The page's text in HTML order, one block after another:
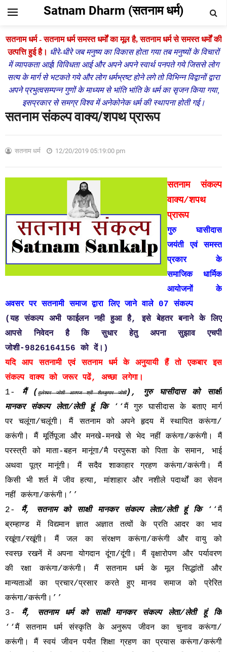
Satnam Dharm (सतनाम धर्म)
सतनाम धर्म - सतनाम धर्म समस्त धर्मों का मूल है, सतनाम धर्म से समस्त धर्मों की
उत्पत्ति हुई है। धीरे-धीरे जब मनुष्य का विकास होता गया तब मनुष्यों के विचारों
में व्यापकता आईl विविधता आई और अपने अपने स्वार्थ पनपते गये जिससे लोग
सत्य के मार्ग से भटकते गये और लोग धर्मभ्रष्ट होने लगे तो विभिन्न विद्वानों द्वारा
अपने प्रभुत्वसम्पन्न गुणों के माध्यम से भांति भांति के धर्म का सृजन किया गया,
इसप्रकार से समग्र विश्व में अनेकोनेक धर्म की स्थापना होती गई।
सतनाम संकल्प वाक्य/शपथ प्रारूप
सतनाम धर्म 12/20/2019 05:19:00 pm
सतनाम संकल्प
वाक्य/शपथ
प्रारूप
गुरु घासीदास
जयंती एवं समस्त
प्रकार के
समाजिक धार्मिक
आयोजनोंके
अवसर पर सतनामी समाज द्वारा लिए जाने वाले 07 संकल्प
(यह संकल्प अभी फाईलन नही हुआ है, इसे बेहतर बनाने के लिए
आपसे निवेदन है कि सुधार हेतु अपना सुझाव एचपी
जोशी-9826164156 को दें।)
यदि आप सतनामी एवं सतनाम धर्म के अनुयायी हैं तो एकबार इस
संकल्प वाक्य को जरूर पढें, अच्छा लगेगा।
1-
मैं (हुलेश्वर जोशी आत्मज श्री शैलकुमार जोशी), गुरु घासीदास को साक्षी
मानकर संकल्प लेता/लेती हूं कि‘‘मैं गुरु घासीदास के बताए मार्ग
पर चलूंगा/चलूंगी। मैं सतनाम को अपने हृदय में स्थापित करूंगा/
करूंगी। मैं मूर्तिपूजा और मनखे-मनखे से भेद नहीं करूंगा/करूंगी। मैं
परस्त्री को माता-बहन मानूंगा/मै परपुरूश को पिता के समान, भाई
अथवा पूत्र मानूंगी। मैं सदैव शाकाहार ग्रहण करूंगा/करूंगी। मैं
किसी भी शर्त में जीव हत्या, मांशाहार और नशीले पदार्थों का सेवन
नहीं करूंगा/करूंगी।’’
2- मैं, सतनाम को साक्षी मानकर संकल्प लेता/लेती हूं कि‘‘मैं
ब्रम्हाण्ड में विद्यमान ज्ञात अज्ञात तत्वों के प्रति आदर का भाव
रखूंगा/रखूंगी। मैं जल का संरक्षण करूंगा/करूंगी और वायु को
स्वस्छ रखनें में अपना योगदान दूंगा/दूंगी। मैं वृक्षारोपण और पर्यावरण
की रक्षा करूंगा/करूंगी। मैं सतनाम धर्म के मूल सिद्धांतों और
मान्यताओं का प्रचार/प्रसार करते हुए मानव समाज को प्रेरित
करूंगा/करूंगी।’’
3-
मैं, सतनाम धर्म को साक्षी मानकर संकल्प लेता/लेती हूं कि
‘‘मैं सतनाम धर्म संस्कृति के अनुरूप जीवन का चुनाव करूंगा/
करूंगी। मैं स्वयं जीवन पर्यंत शिक्षा ग्रहण का प्रयास करूंगा/करूंगी